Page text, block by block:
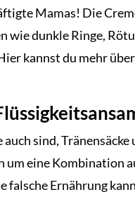
Mamas! Die
wie dunkle Ringe,
kannst du mehr
sind, Tränensäcke
um eine Kombination
falsche Ernährung